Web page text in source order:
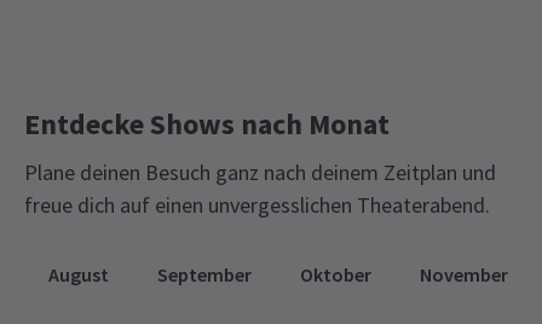
Entdecke Shows nach Monat
Plane deinen Besuch ganz nach deinem Zeitplan und
freue dich auf einen unvergesslichen Theaterabend.
August September Oktober November